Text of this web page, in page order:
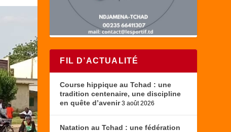
FIL D’ACTUALITÉ
Course hippique au Tchad : une
tradition centenaire, une discipline
en quête d’avenir 3 août 2026
Natation au Tchad : une fédération